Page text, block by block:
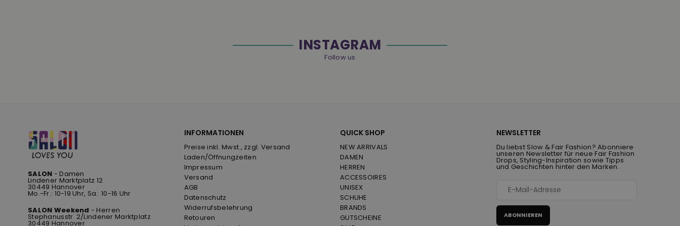
INSTAGRAM
Follow us
SALON - Damen
Lindener Marktplatz 12
30449 Hannover
Mo.-Fr.: 10-19 Uhr, Sa.: 10-16 Uhr
SALON Weekend - Herren
Stephanusstr. 2/Lindener Marktplatz
30449 Hannover
INFORMATIONEN
Preise inkl. Mwst., zzgl. Versand
Laden/Öffnungzeiten
Impressum
Versand
AGB
Datenschutz
Widerrufsbelehrung
Retouren
QUICK SHOP
NEW ARRIVALS
DAMEN
HERREN
ACCESSOIRES
UNISEX
SCHUHE
BRANDS
GUTSCHEINE
NEWSLETTER
Du liebst Slow & Fair Fashion? Abonniere
unseren Newsletter für neue Fair Fashion
Drops, Styling-Inspiration sowie Tipps
und Geschichten hinter den Marken.
ABONNIEREN